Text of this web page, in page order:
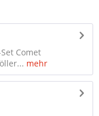
Comet
mehr